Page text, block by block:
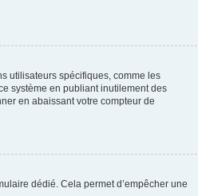
utilisateurs spécifiques, comme les
système en publiant inutilement des
en abaissant votre compteur de
dédié. Cela permet d’empêcher une